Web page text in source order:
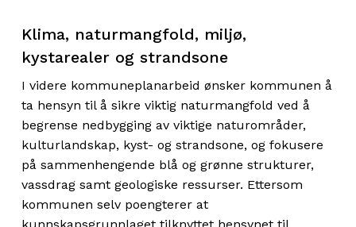
Klima, naturmangfold, miljø,
kystarealer og strandsone
I videre kommuneplanarbeid ønsker kommunen å
ta hensyn til å sikre viktig naturmangfold ved å
begrense nedbygging av viktige naturområder,
kulturlandskap, kyst- og strandsone, og fokusere
på sammenhengende blå og grønne strukturer,
vassdrag samt geologiske ressurser. Ettersom
kommunen selv poengterer at